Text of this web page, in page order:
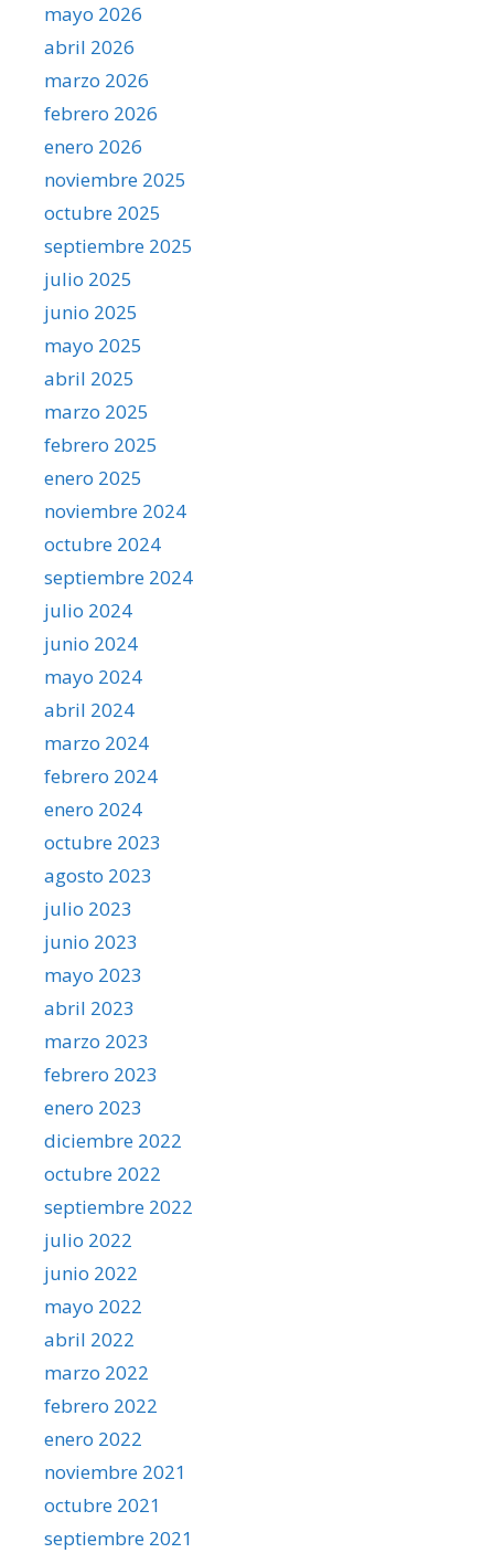
mayo 2026
abril 2026
marzo 2026
febrero 2026
enero 2026
noviembre 2025
octubre 2025
septiembre 2025
julio 2025
junio 2025
mayo 2025
abril 2025
marzo 2025
febrero 2025
enero 2025
noviembre 2024
octubre 2024
septiembre 2024
julio 2024
junio 2024
mayo 2024
abril 2024
marzo 2024
febrero 2024
enero 2024
octubre 2023
agosto 2023
julio 2023
junio 2023
mayo 2023
abril 2023
marzo 2023
febrero 2023
enero 2023
diciembre 2022
octubre 2022
septiembre 2022
julio 2022
junio 2022
mayo 2022
abril 2022
marzo 2022
febrero 2022
enero 2022
noviembre 2021
octubre 2021
septiembre 2021